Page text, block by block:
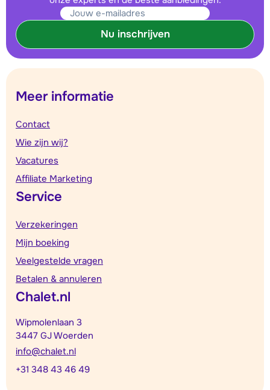
Nu inschrijven
Meer informatie
Contact
Wie zijn wij?
Vacatures
Affiliate Marketing
Service
Verzekeringen
Mijn boeking
Veelgestelde vragen
Betalen & annuleren
Chalet.nl
Wipmolenlaan 3
3447 GJ Woerden
info@chalet.nl
+31 348 43 46 49